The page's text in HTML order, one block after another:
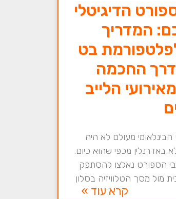
הדיגיטלי
המדריך
בט
והדרך החכמה
הלייב
מעולם לא היה
באדרנלין מכפי שהוא כיום.
הספורט נאלצו להסתפק
מול מסך הטלוויזיה בסלון
קרא עוד »